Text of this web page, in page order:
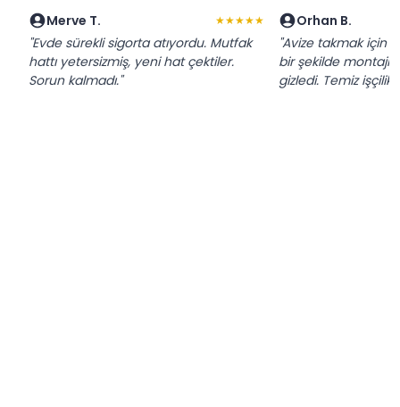
Merve T. ★★★★★
"Evde sürekli sigorta atıyordu. Mutfak
hattı yetersizmiş, yeni hat çektiler.
Sorun kalmadı."
Orhan B.
"Avize takmak için
bir şekilde montajı
gizledi. Temiz işçilik."